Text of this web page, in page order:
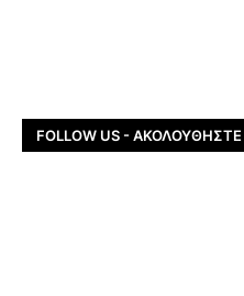
FOLLOW US -